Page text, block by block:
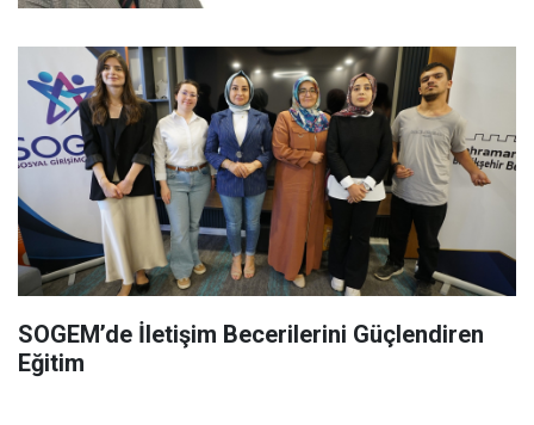
SOGEM’de İletişim Becerilerini Güçlendiren
Eğitim